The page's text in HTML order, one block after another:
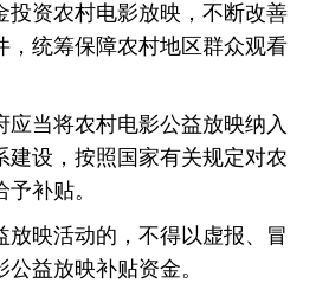
投资农村电影放映，不断改善
，统筹保障农村地区群众观看
当将农村电影公益放映纳入
建设，按照国家有关规定对农
补贴。
映活动的，不得以虚报、冒
益放映补贴资金。